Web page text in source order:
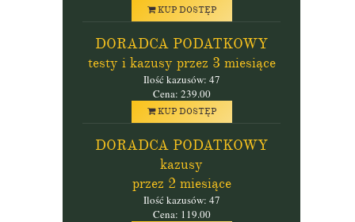
KUP DOSTĘP
DORADCA PODATKOWY
testy i kazusy przez 3 miesiące
Ilość kazusów: 47
Cena: 239.00
KUP DOSTĘP
DORADCA PODATKOWY
kazusy
przez 2 miesiące
Ilość kazusów: 47
Cena: 119.00